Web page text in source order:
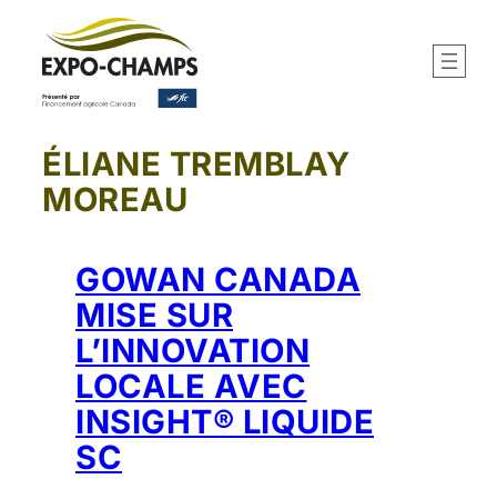
contenu
ÉLIANE TREMBLAY
MOREAU
GOWAN CANADA
MISE SUR
L’INNOVATION
LOCALE AVEC
INSIGHT® LIQUIDE
SC